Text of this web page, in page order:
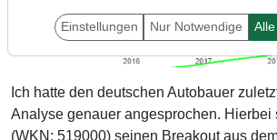
Ich hatte den deutschen Autobauer
Analyse genauer angesprochen. Hierbei
(WKN: 519000) seinen Breakout aus
Einstellungen Nur Notwendige